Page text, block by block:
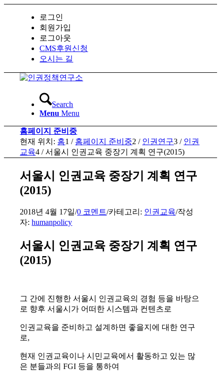
로그인
회원가입
로그아웃
CMS후원신청
오시는 길
Search
Menu Menu
홈페이지 준비중
현재 위치: 홈1 / 홈페이지 준비중2 / 인권연구3 / 인권
교육4 / 서울시 인권교육 중장기 계획 연구(2015)
서울시 인권교육 중장기 계획 연구
(2015)
2018년 4월 17일/0 코멘트/카테고리: 인권교육/작성
자:humanpolicy
서울시 인권교육 중장기 계획 연구
(2015)
그 간에 진행한 서울시 인권교육의 경험 등을 바탕으
로 향후 서울시가 어떠한 시스템과 컨텐츠로
인권교육을 준비하고 설계하면 좋을지에 대한 연구
로,
현재 인권교육이나 시민교육에서 활동하고 있는 많
은 분들과의 FGI 등을 통하여